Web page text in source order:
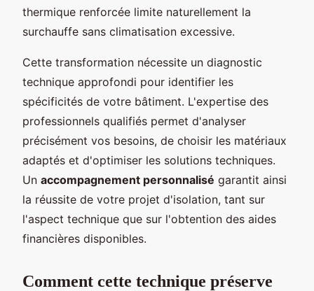
thermique renforcée limite naturellement la
surchauffe sans climatisation excessive.
Cette transformation nécessite un diagnostic
technique approfondi pour identifier les
spécificités de votre bâtiment. L'expertise des
professionnels qualifiés permet d'analyser
précisément vos besoins, de choisir les matériaux
adaptés et d'optimiser les solutions techniques.
Un accompagnement personnalisé garantit ainsi
la réussite de votre projet d'isolation, tant sur
l'aspect technique que sur l'obtention des aides
financières disponibles.
Comment cette technique préserve